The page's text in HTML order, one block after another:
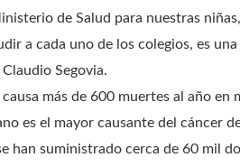
de Salud para nuestras
a cada uno de los colegios, es
Segovia.
más de 600 muertes al año en
es el mayor causante del cáncer
han suministrado cerca de 60 mil